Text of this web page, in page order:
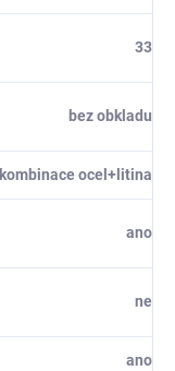
33
bez obkladu
kombinace ocel+litina
ano
ne
ano